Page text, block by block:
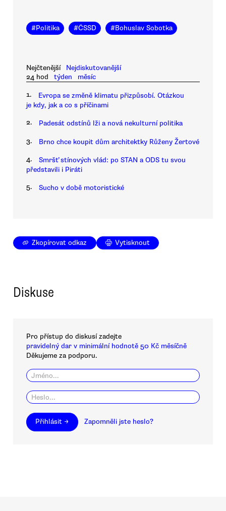
#Politika #ČSSD #Bohuslav Sobotka
Nejčtenější
Nejdiskutovanější
24 hod
týden měsíc
1.
Evropa se změně klimatu přizpůsobí. Otázkou
je kdy, jak a co s příčinami
2. Padesát odstínů lži a nová nekulturní politika
3. Brno chce koupit dům architektky Růženy Žertové
4.
Smršť stínových vlád: po STAN a ODS tu svou
představili i Piráti
5. Sucho v době motoristické
Zkopírovat odkaz Vytisknout
Diskuse
Pro přístup do diskusí zadejte
pravidelný dar v minimální hodnotě 50 Kč měsíčně
Děkujeme za podporu.
Přihlásit → Zapomněli jste heslo?